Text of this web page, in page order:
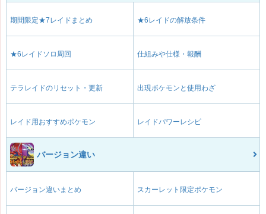
期間限定★7レイドまとめ ★6レイドの解放条件
★6レイドソロ周回 仕組みや仕様・報酬
テラレイドのリセット・更新 出現ポケモンと使用わざ
レイド用おすすめポケモン レイドパワーレシピ
バージョン違い
バージョン違いまとめ スカーレット限定ポケモン